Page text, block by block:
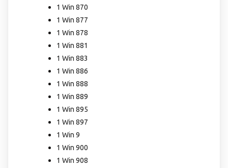
1 Win 870
1 Win 877
1 Win 878
1 Win 881
1 Win 883
1 Win 886
1 Win 888
1 Win 889
1 Win 895
1 Win 897
1 Win 9
1 Win 900
1 Win 908